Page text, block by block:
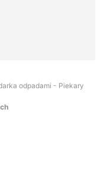
odpadami - Piekary